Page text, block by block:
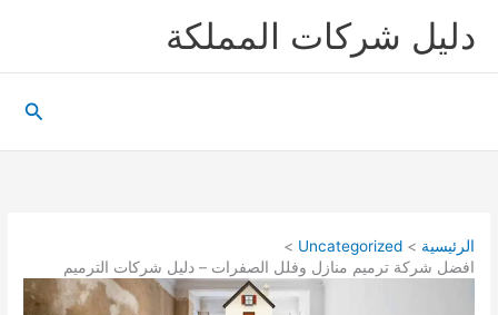
دليل شركات المملكة
الرئيسية
Uncategorized
افضل شركة ترميم منازل وفلل الصفرات – دليل شركات الترميم